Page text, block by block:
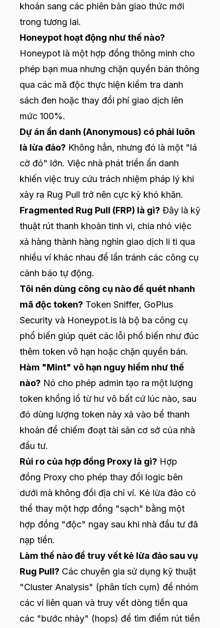
khoản sang các phiên bản giao thức mới
trong tương lai.
Honeypot hoạt động như thế nào?
Honeypot là một hợp đồng thông minh cho
phép bạn mua nhưng chặn quyền bán thông
qua các mã độc thực hiện kiểm tra danh
sách đen hoặc thay đổi phí giao dịch lên
mức 100%.
Dự án ẩn danh (Anonymous) có phải luôn
là lừa đảo? Không hẳn, nhưng đó là một "lá
cờ đỏ" lớn. Việc nhà phát triển ẩn danh
khiến việc truy cứu trách nhiệm pháp lý khi
xảy ra Rug Pull trở nên cực kỳ khó khăn.
Fragmented Rug Pull (FRP) là gì? Đây là kỹ
thuật rút thanh khoản tinh vi, chia nhỏ việc
xả hàng thành hàng nghìn giao dịch li ti qua
nhiều ví khác nhau để lẩn tránh các công cụ
cảnh báo tự động.
Tôi nên dùng công cụ nào để quét nhanh
mã độc token? Token Sniffer, GoPlus
Security và Honeypot.is là bộ ba công cụ
phổ biến giúp quét các lỗi phổ biến như đúc
thêm token vô hạn hoặc chặn quyền bán.
Hàm "Mint" vô hạn nguy hiểm như thế
nào? Nó cho phép admin tạo ra một lượng
token khổng lồ từ hư vô bất cứ lúc nào, sau
đó dùng lượng token này xả vào bể thanh
khoản để chiếm đoạt tài sản cơ sở của nhà
đầu tư.
Rủi ro của hợp đồng Proxy là gì? Hợp
đồng Proxy cho phép thay đổi logic bên
dưới mà không đổi địa chỉ ví. Kẻ lừa đảo có
thể thay một hợp đồng "sạch" bằng một
hợp đồng "độc" ngay sau khi nhà đầu tư đã
nạp tiền.
Làm thế nào để truy vết kẻ lừa đảo sau vụ
Rug Pull? Các chuyên gia sử dụng kỹ thuật
"Cluster Analysis" (phân tích cụm) để nhóm
các ví liên quan và truy vết dòng tiền qua
các "bước nhảy" (hops) để tìm điểm rút tiền